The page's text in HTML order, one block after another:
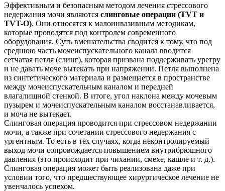
Эффективным и безопасным методом лечения стрессового
недержания мочи являются слинговые операции (TVT и
TVT-O). Они относятся к малоинвазивным методикам,
которые проводятся под контролем современного
оборудования. Суть вмешательства сводится к тому, что под
среднюю часть мочеиспускательного канала вводится
сетчатая петля (слинг), которая призвана поддерживать уретру
и не давать моче вытекать при напряжении. Петля выполнена
из синтетического материала и размещается в пространстве
между мочеиспускательным каналом и передней
влагалищной стенкой. В итоге, угол наклона между мочевым
пузырем и мочеиспускательным каналом восстанавливается,
и моча не вытекает.
Слинговая операция проводится при стрессовом недержании
мочи, а также при сочетании стрессового недержания с
ургентным. То есть в тех случаях, когда неконтролируемый
выход мочи сопровождается повышением внутрибрюшного
давления (это происходит при чихании, смехе, кашле и т. д.).
Слинговая операция может быть реализована даже при
условии того, что предшествующее хирургическое лечение не
увенчалось успехом.